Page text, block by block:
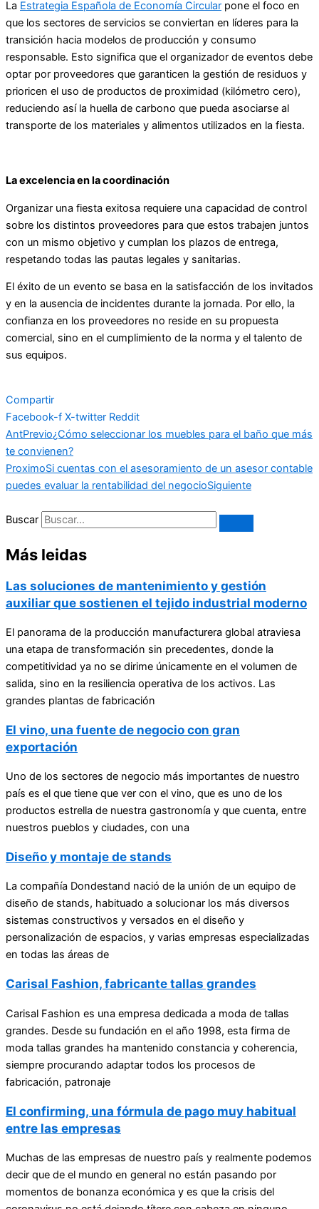
La Estrategia Española de Economía Circular pone el foco en
que los sectores de servicios se conviertan en líderes para la
transición hacia modelos de producción y consumo
responsable. Esto significa que el organizador de eventos debe
optar por proveedores que garanticen la gestión de residuos y
prioricen el uso de productos de proximidad (kilómetro cero),
reduciendo así la huella de carbono que pueda asociarse al
transporte de los materiales y alimentos utilizados en la fiesta.
La excelencia en la coordinación
Organizar una fiesta exitosa requiere una capacidad de control
sobre los distintos proveedores para que estos trabajen juntos
con un mismo objetivo y cumplan los plazos de entrega,
respetando todas las pautas legales y sanitarias.
El éxito de un evento se basa en la satisfacción de los invitados
y en la ausencia de incidentes durante la jornada. Por ello, la
confianza en los proveedores no reside en su propuesta
comercial, sino en el cumplimiento de la norma y el talento de
sus equipos.
Compartir
Facebook-f X-twitter Reddit
AntPrevio¿Cómo seleccionar los muebles para el baño que más
te convienen?
ProximoSi cuentas con el asesoramiento de un asesor contable
puedes evaluar la rentabilidad del negocioSiguiente
Buscar
Más leidas
Las soluciones de mantenimiento y gestión
auxiliar que sostienen el tejido industrial moderno
El panorama de la producción manufacturera global atraviesa
una etapa de transformación sin precedentes, donde la
competitividad ya no se dirime únicamente en el volumen de
salida, sino en la resiliencia operativa de los activos. Las
grandes plantas de fabricación
El vino, una fuente de negocio con gran
exportación
Uno de los sectores de negocio más importantes de nuestro
país es el que tiene que ver con el vino, que es uno de los
productos estrella de nuestra gastronomía y que cuenta, entre
nuestros pueblos y ciudades, con una
Diseño y montaje de stands
La compañía Dondestand nació de la unión de un equipo de
diseño de stands, habituado a solucionar los más diversos
sistemas constructivos y versados en el diseño y
personalización de espacios, y varias empresas especializadas
en todas las áreas de
Carisal Fashion, fabricante tallas grandes
Carisal Fashion es una empresa dedicada a moda de tallas
grandes. Desde su fundación en el año 1998, esta firma de
moda tallas grandes ha mantenido constancia y coherencia,
siempre procurando adaptar todos los procesos de
fabricación, patronaje
El confirming, una fórmula de pago muy habitual
entre las empresas
Muchas de las empresas de nuestro país y realmente podemos
decir que de el mundo en general no están pasando por
momentos de bonanza económica y es que la crisis del